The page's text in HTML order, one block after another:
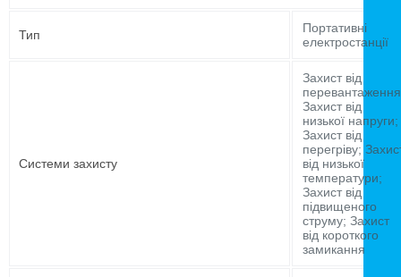
Тип
Портативні
електростанції
Системи захисту
Захист від
Захист від
низької напруги;
Захист від
перегріву;
від низької
температури;
Захист від
підвищеного
струму; Захист
від короткого
замикання